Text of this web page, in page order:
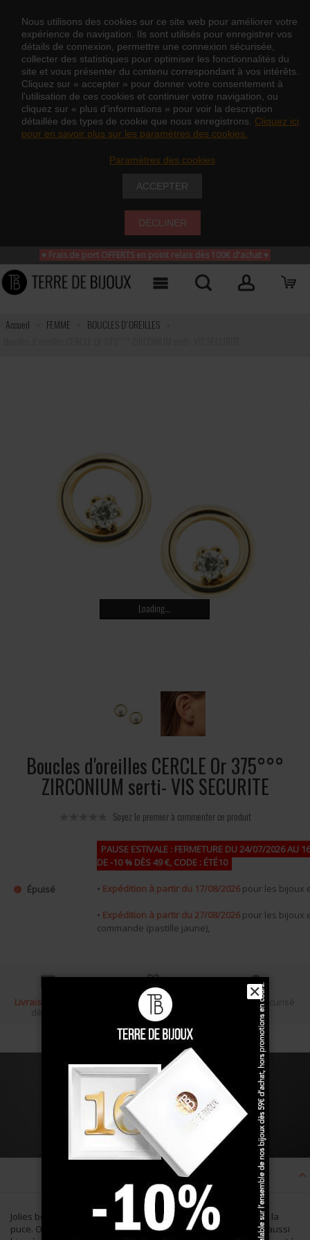
Nous utilisons des cookies sur ce site web pour améliorer votre
expérience de navigation. Ils sont utilisés pour enregistrer vos
détails de connexion, permettre une connexion sécurisée,
collecter des statistiques pour optimiser les fonctionnalités du
site et vous présenter du contenu correspondant à vos intérêts.
Cliquez sur « accepter » pour donner votre consentement à
l’utilisation de ces cookies et continuer votre navigation, ou
cliquez sur « plus d’informations » pour voir la description
détaillée des types de cookie que nous enregistrons. Cliquez ici
pour en savoir plus sur les paramètres des cookies.
Paramètres des cookies
ACCEPTER
DÉCLINER
♥ Frais de port OFFERTS en point relais dès 100€ d'achat ♥
Accueil FEMME
BOUCLES D'OREILLES
Loading...
Boucles d'oreilles CERCLE Or 375°°°
ZIRCONIUM serti- VIS SECURITE
Soyez le premier à commenter ce produit
Épuisé
PAUSE ESTIVALE : FERMETURE DU 24/07/2026 AU
DE -10 % DÈS 49 €, CODE : ÉTÉ10
• Expédition à partir du 17/08/2026 pour les bijoux
• Expédition à partir du 27/08/2026 pour les bijoux
commande (pastille jaune),
Livraison gratuite
dès 100 €
Écrin cadeau Paiement sécurisé
Description
Jolies boucles d'oreilles cercle et Oxyde délicatement serti sur la
puce. On aime sa sobriété mèlée d'originalité qui conviendra aussi
✕